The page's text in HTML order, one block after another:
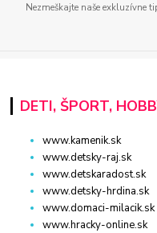
Nezmeškajte naše exkluzívne
DETI, ŠPORT,
www.kamenik.sk
www.detsky-raj.sk
www.detskaradost.sk
www.detsky-hrdina.sk
www.domaci-milacik.sk
www.hracky-online.sk